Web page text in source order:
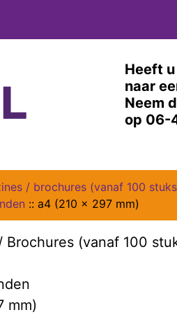
Heeft
naar
Neem
op 06-
/ brochures (vanaf 100
:: a4 (210 x 297 mm)
Brochures (vanaf 100
mm)